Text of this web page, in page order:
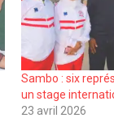
Sambo : six
un stage
23 avril 2026